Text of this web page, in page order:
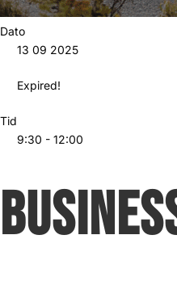
Dato
13 09 2025
Expired!
Tid
9:30 - 12:00